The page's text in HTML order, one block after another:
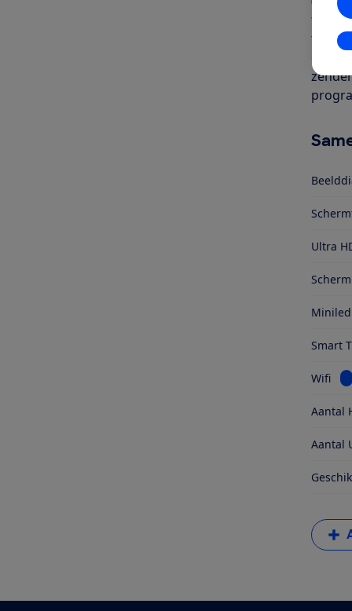
fi of
Ultra
Miniled
Smart
Wifi
Aantal
Aantal